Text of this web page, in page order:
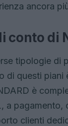
ancora
conto di
tipologie di
di questi
è
a
clienti